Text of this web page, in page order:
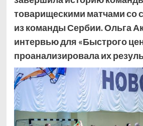
товарищескими матчами со
из команды Сербии. Ольга
интервью для «Быстрого
проанализировала их